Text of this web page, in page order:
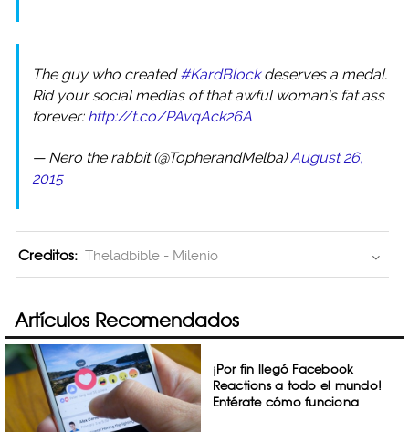
The guy who created#KardBlockdeserves a medal.
Rid your social medias of that awful woman's fat ass
forever: http://t.co/PAvqAck26A
— Nero the rabbit (@TopherandMelba)August 26,
2015
Creditos: Theladbible - Milenio
Artículos Recomendados
¡Por fin llegó Facebook
Reactions a todo el mundo!
Entérate cómo funciona